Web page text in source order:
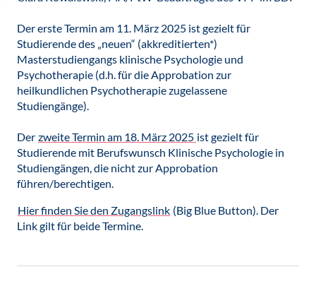
Der erste Termin am 11. März 2025 ist gezielt für
Studierende des „neuen“ (akkreditierten*)
Masterstudiengangs klinische Psychologie und
Psychotherapie (d.h. für die Approbation zur
heilkundlichen Psychotherapie zugelassene
Studiengänge).
Der zweite Termin am 18. März 2025 ist gezielt für
Studierende mit Berufswunsch Klinische Psychologie in
Studiengängen, die nicht zur Approbation
führen/berechtigen.
Hier finden Sie den Zugangslink (Big Blue Button). Der
Link gilt für beide Termine.